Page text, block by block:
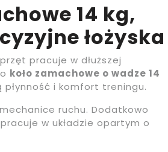
14 kg,
łożyska
pracuje w dłuższej
koło zamachowe o wadze 14
płynność i komfort treningu.
ruchu. Dodatkowo
pracuje w układzie opartym o